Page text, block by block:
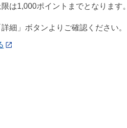
は1,000ポイントまでとなります。
細」ボタンよりご確認ください。